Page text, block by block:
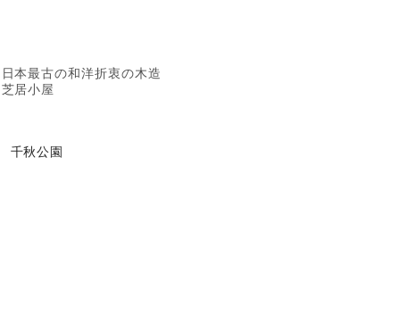
日本最古の和洋折衷の木造
芝居小屋
千秋公園